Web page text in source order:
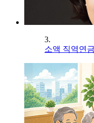
3.
소액 직역연